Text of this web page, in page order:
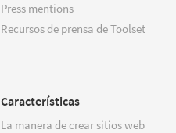
Press mentions
Recursos de prensa de Toolset
Características
La manera de crear sitios web